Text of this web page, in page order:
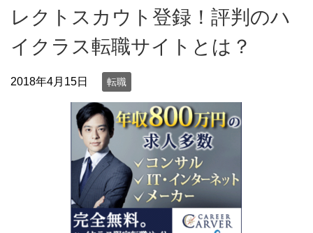
レクトスカウト登録！評判のハ
イクラス転職サイトとは？
2018年4月15日 転職